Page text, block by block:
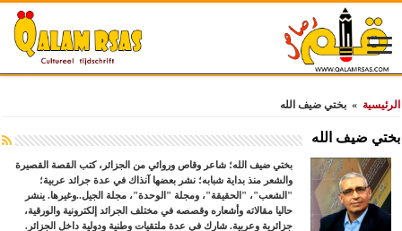
الرئيسية » بختي ضيف الله
بختي ضيف الله
بختي ضيف الله؛ شاعر وقاص وروائي من الجزائر، كتب القصة القصيرة
والشعر منذ بداية شبابه؛ نشر بعضها آنذاك في عدة جرائد عربية؛
"الشعب"، "الحقيقة"، ومجلة "الوحدة"، مجلة الجيل..وغيرها. ينشر
حاليا مقالاته وأشعاره وقصصه في مختلف الجرائد إلكترونية والورقية،
جزائرية وعربية. شارك في عدة ملتقيات وطنية ودولية داخل الجزائر.